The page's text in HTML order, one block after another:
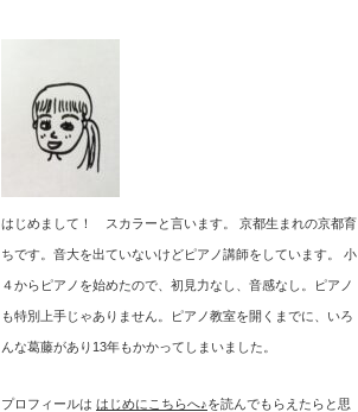
はじめまして！ スカラーと言います。 京都生まれの京都育
ちです。音大を出ていないけどピアノ講師をしています。 小
４からピアノを始めたので、初見力なし、音感なし。ピアノ
も特別上手じゃありません。ピアノ教室を開くまでに、いろ
んな葛藤があり13年もかかってしまいました。
プロフィールは はじめにこちらへ♪を読んでもらえたらと思